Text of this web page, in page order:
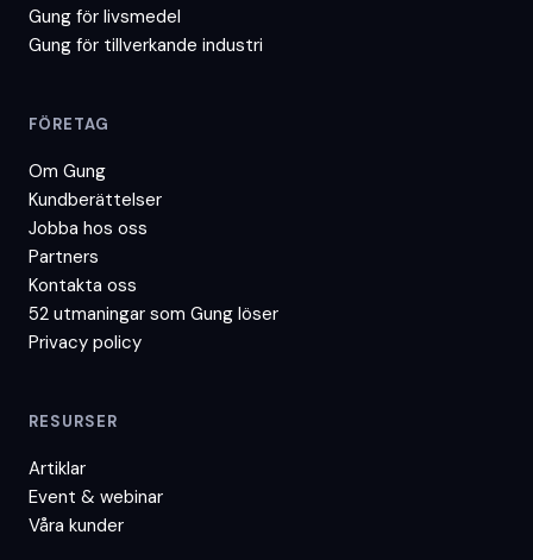
Gung för livsmedel
Gung för tillverkande industri
FÖRETAG
Om Gung
Kundberättelser
Jobba hos oss
Partners
Kontakta oss
52 utmaningar som Gung löser
Privacy policy
RESURSER
Artiklar
Event & webinar
Våra kunder